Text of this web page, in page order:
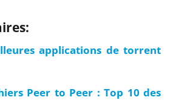
applications de torrent
Peer to Peer : Top 10 des